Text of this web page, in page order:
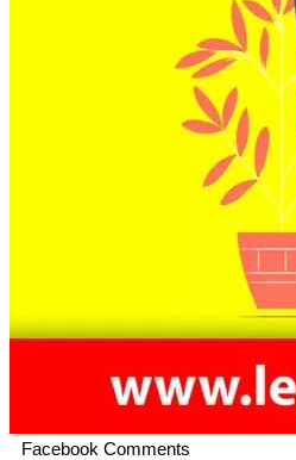
Facebook Comments